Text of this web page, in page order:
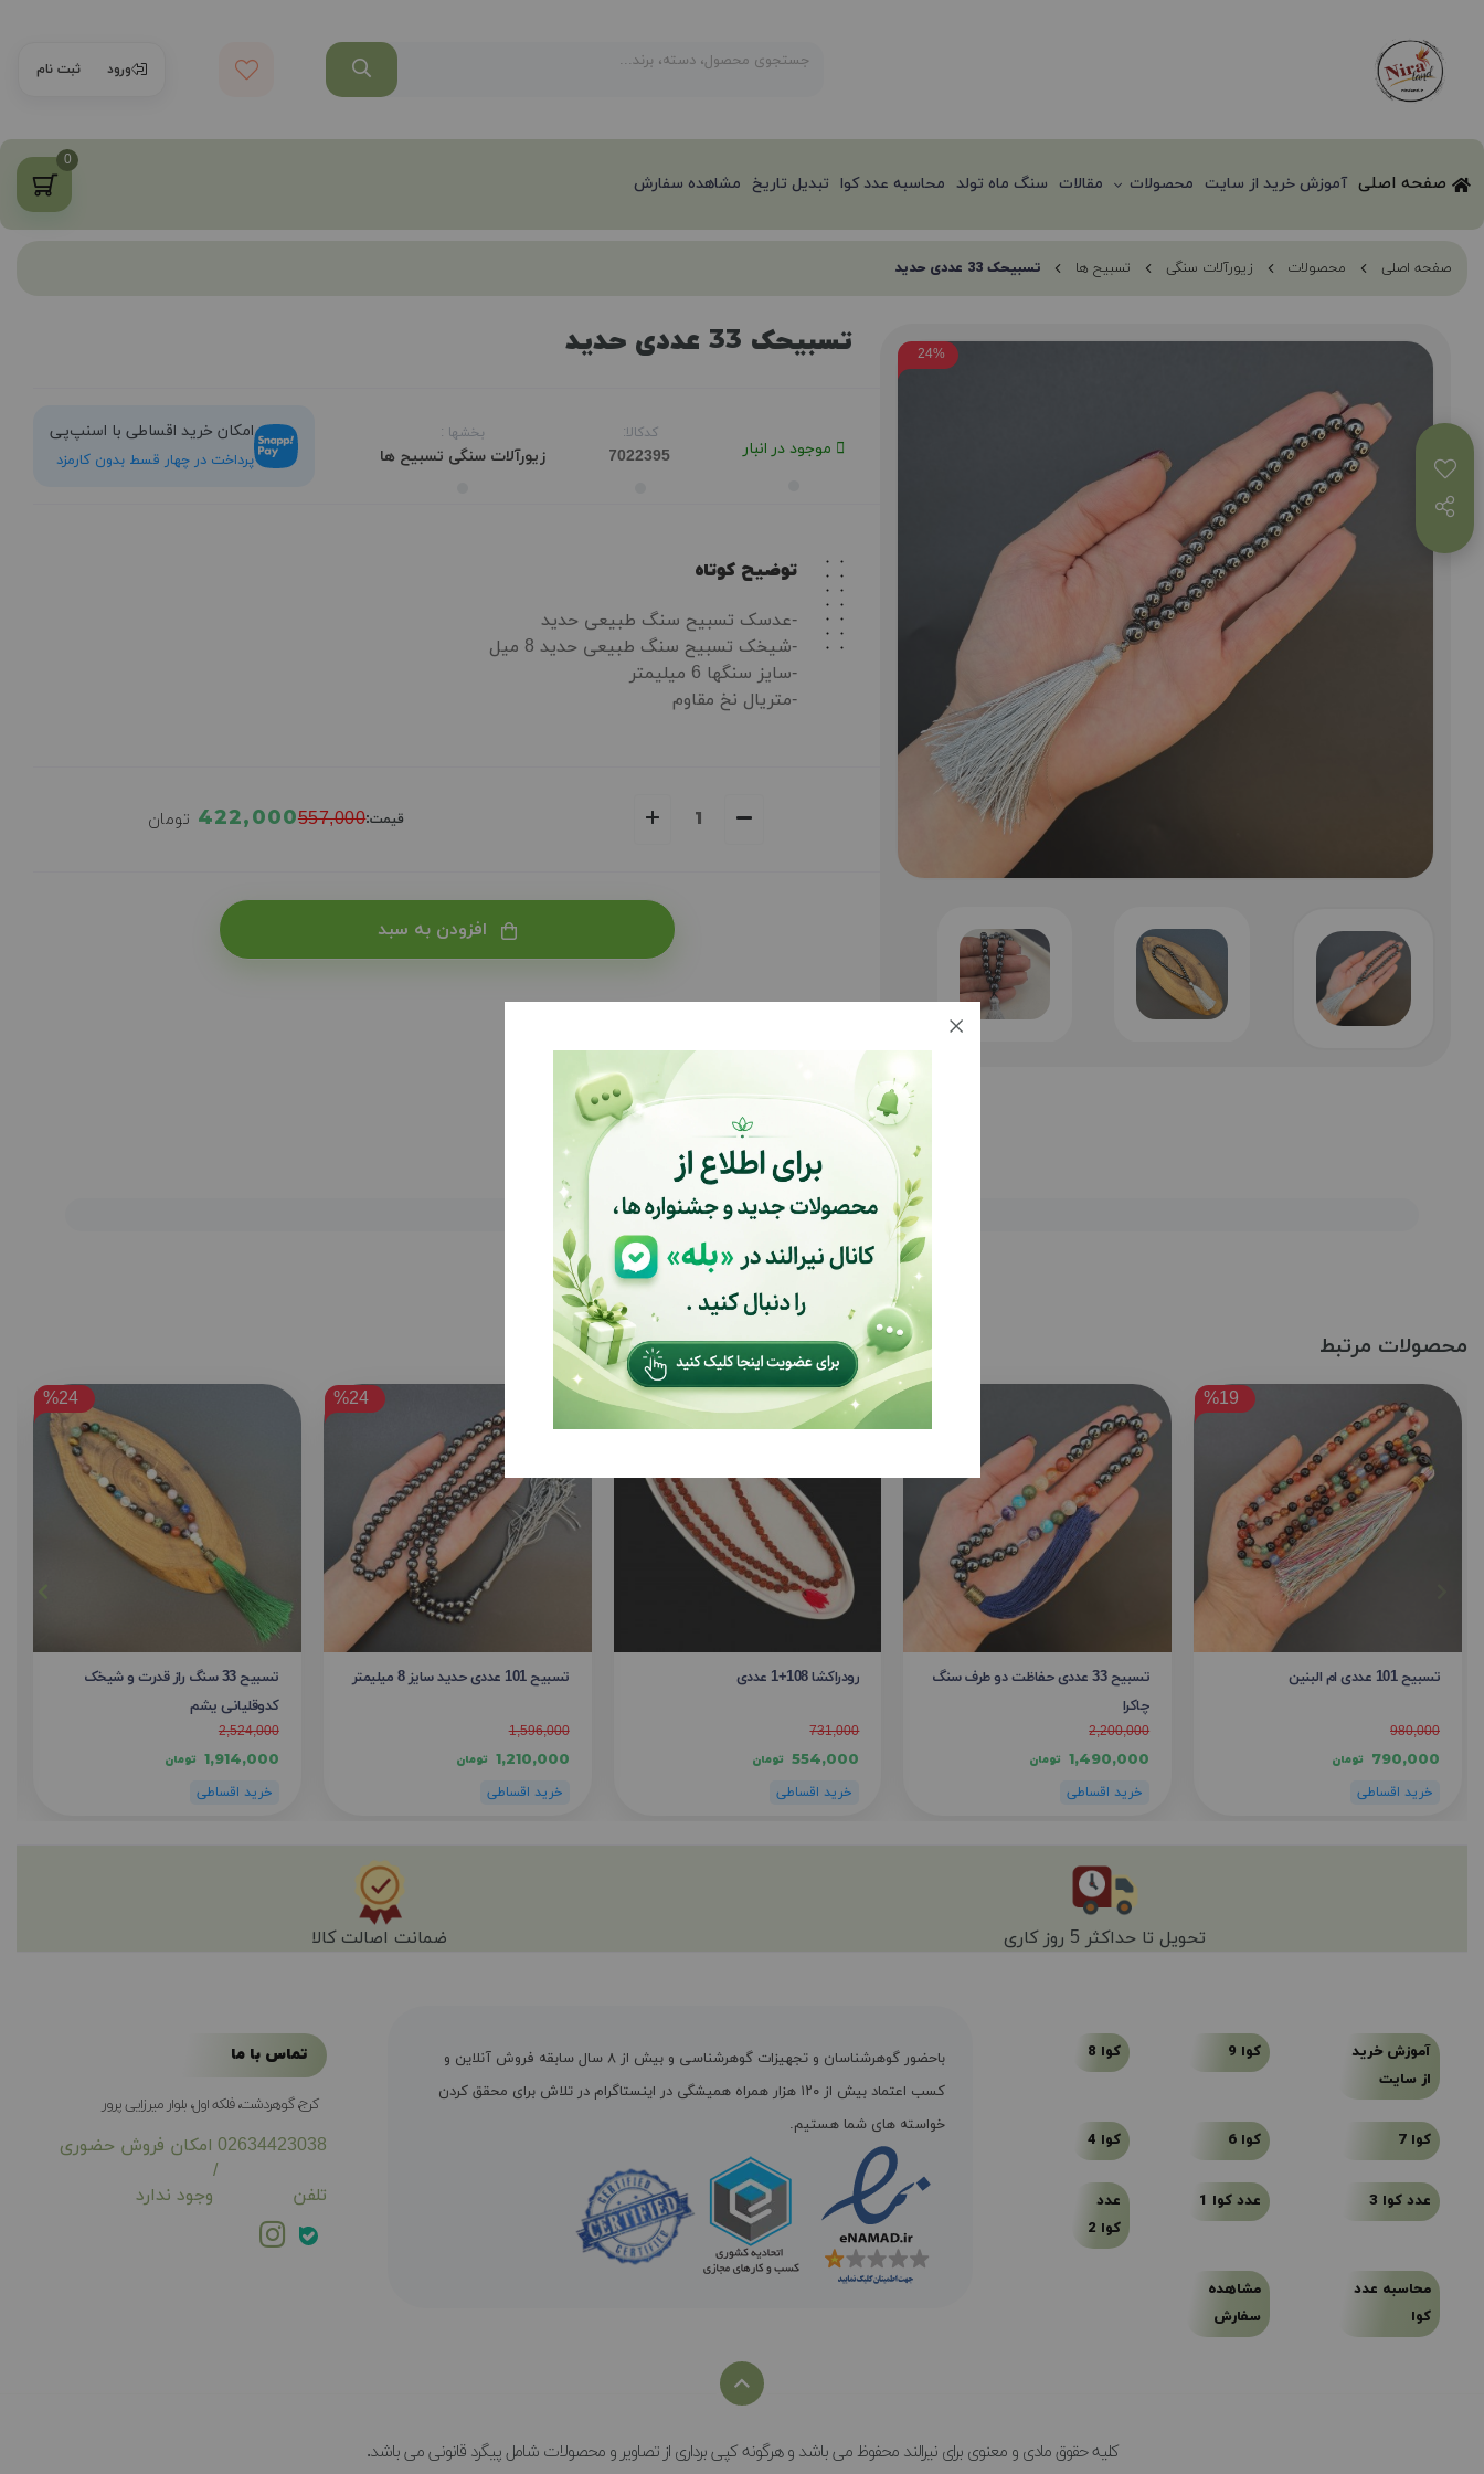
ورود ثبت نام
صفحه اصلی آموزش خرید از سایت محصولات مقالات سنگ ماه تولد محاسبه عدد کوا تبدیل تاریخ مشاهده سفارش
0
صفحه اصلی محصولات زیورآلات سنگی تسبیح ها تسبیحک 33 عددی حدید
24% تسبیحک 33 عددی حدید
موجود در انبار
کدکالا: بخشها :
زیورآلات سنگی تسبیح ها
امکان خرید اقساطی با اسنپ‌پی
پرداخت در چهار قسط بدون کارمزد
توضیح کوتاه
-عدسک تسبیح سنگ طبیعی حدید
-شیخک تسبیح سنگ طبیعی حدید 8 میل
-سایز سنگها 6 میلیمتر
-متریال نخ مقاوم
قیمت:557,000
422,000 تومان
افزودن به سبد
بازخوردها (0)
محصولات مرتبط
%19
تسبیح 101 عددی ام البنین
980,000
790,000 تومان
تسبیح 33 عددی حفاظت دو طرف سنگ
چاکرا
2,200,000
1,490,000 تومان
%24
رودراکشا 108+1 عددی
731,000
554,000 تومان
%24
تسبیح 101 عددی حدید سایز 8 میلیمتر
1,596,000
1,210,000 تومان
%24
تسبیح 33 سنگ راز قدرت و شیخک
کدوقلیانی یشم
2,524,000
1,914,000 تومان
تحویل تا حداکثر 5 روز کاری ضمانت اصالت کالا
آموزش خرید
از سایت
کوا 9 کوا 8
کوا 7 کوا 6 کوا 4
عدد کوا 3 عدد کوا 1
عدد
کوا 2
محاسبه عدد
کوا
مشاهده
سفارش
باحضور گوهرشناسان و تجهیزات گوهرشناسی و بیش از ۸ سال سابقه فروش آنلاین و
کسب اعتماد بیش از ۱۲۰ هزار همراه همیشگی در اینستاگرام در تلاش برای محقق کردن
خواسته های شما هستیم.
تماس با ما
کرج، گوهردشت، فلکه اول، بلوار میرزایی پرور
02634423038
تلفن
/
امکان فروش حضوری
وجود ندارد
کلیه حقوق مادی و معنوی برای نیرالند محفوظ می باشد و هرگونه کپی برداری از تصاویر و محصولات شامل پیگرد قانونی می باشد.